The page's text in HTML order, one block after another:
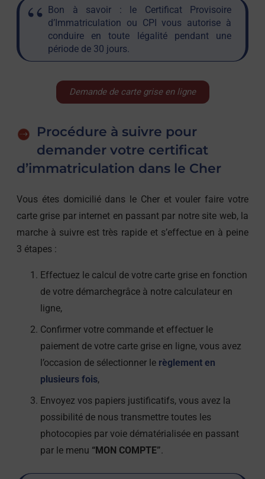
Bon à savoir : le Certificat Provisoire
d’Immatriculation ou CPI vous autorise à
conduire en toute légalité pendant une
période de 30 jours.
Demande de carte grise en ligne
Procédure à suivre pour
demander votre certificat
d’immatriculation dans le Cher
Vous étes domicilié dans le Cher et vouler faire votre
carte grise par internet en passant par notre site web, la
marche à suivre est très rapide et s’effectue en à peine
3 étapes :
Effectuez le calcul de votre carte grise en fonction
de votre démarchegrâce à notre calculateur en
ligne,
Confirmer votre commande et effectuer le
paiement de votre carte grise en ligne, vous avez
l’occasion de sélectionner le règlement en
plusieurs fois,
Envoyez vos papiers justificatifs, vous avez la
possibilité de nous transmettre toutes les
photocopies par voie dématérialisée en passant
par le menu “MON COMPTE”.